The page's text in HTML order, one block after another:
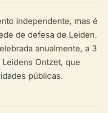
independente, mas é
de defesa de Leiden.
anualmente, a 3
Ontzet, que
públicas.